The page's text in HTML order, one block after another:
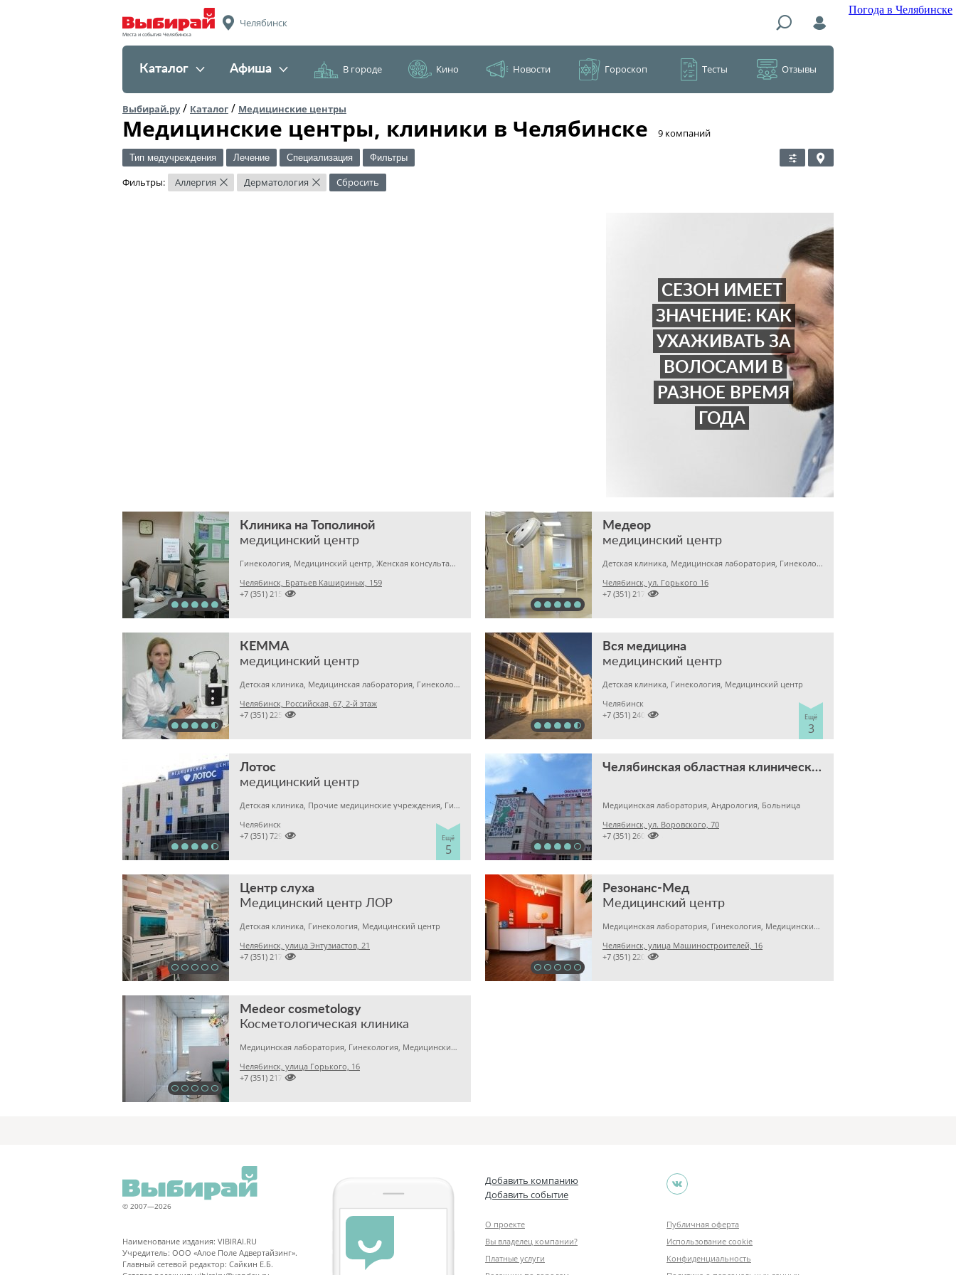
Погода в Челябинске
Места и события Челябинска
Челябинск
Каталог Афиша В городе Кино Новости Гороскоп Тесты Отзывы
Выбирай.ру/ Каталог / Медицинские центры
Медицинские центры, клиники в Челябинске ​9 компаний
Тип медучреждения Лечение Специализация Фильтры
Фильтры: Аллергия × Дерматология × Сбросить
СЕЗОН ИМЕЕТ
ЗНАЧЕНИЕ: КАК
УХАЖИВАТЬ ЗА
ВОЛОСАМИ В
РАЗНОЕ ВРЕМЯ
ГОДА
Клиника на Тополиной
медицинский центр
Гинекология, Медицинский центр, Женская консультация
Челябинск, Братьев Кашириных, 159

+7 (351) 2150573
Медеор
медицинский центр
Детская клиника, Медицинская лаборатория, Гинекология
Челябинск, ул. Горького 16

+7 (351) 2172376
КЕММА
медицинский центр
Детская клиника, Медицинская лаборатория, Гинекология
Челябинск, Российская, 67, 2-й этаж

+7 (351) 2256145
Вся медицина
медицинский центр
Детская клиника, Гинекология, Медицинский центр
Ещё
3
Челябинск

+7 (351) 2400303
Лотос
медицинский центр
Детская клиника, Прочие медицинские учреждения, Гинекология
Ещё
5
Челябинск

+7 (351) 7298929
Челябинская областная клиническая больница
Медицинская лаборатория, Андрология, Больница
Челябинск, ул. Воровского, 70

+7 (351) 2609824
Центр слуха
Медицинский центр ЛОР
Детская клиника, Гинекология, Медицинский центр
Челябинск, улица Энтузиастов, 21

+7 (351) 2170167
Резонанс-Мед
Медицинский центр
Медицинская лаборатория, Гинекология, Медицинский центр
Челябинск, улица Машиностроителей, 16

+7 (351) 2201031
Medeor cosmetology
Косметологическая клиника
Медицинская лаборатория, Гинекология, Медицинский центр
Челябинск, улица Горького, 16

+7 (351) 2170122
© 2007—2026
Наименование издания: VIBIRAI.RU
Учредитель: ООО «Алое Поле Адвертайзинг».
Главный сетевой редактор: Сайкин Е.Б.
Добавить компанию
Добавить событие
О проекте
Вы владелец компании?
Платные услуги
Публичная оферта
Использование cookie
Конфиденциальность